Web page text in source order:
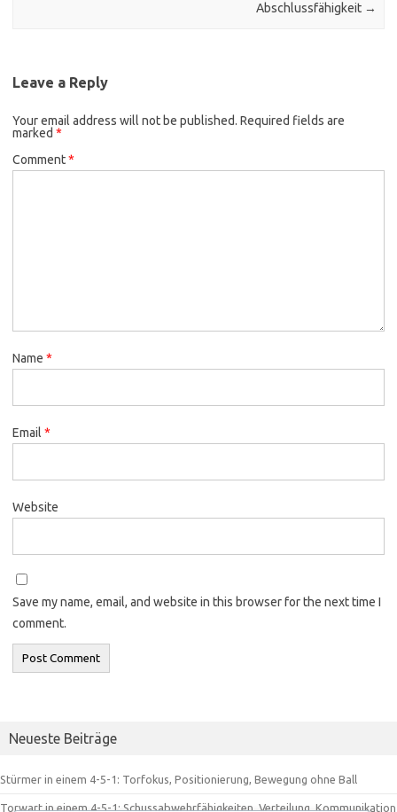
Abschlussfähigkeit →
Leave a Reply
Your email address will not be published. Required fields are
marked *
Comment*
Name *
Email *
Website
Save my name, email, and website in this browser for the next time I
comment.
Neueste Beiträge
Stürmer in einem 4-5-1: Torfokus, Positionierung, Bewegung ohne Ball
Torwart in einem 4-5-1: Schussabwehrfähigkeiten, Verteilung, Kommunikation